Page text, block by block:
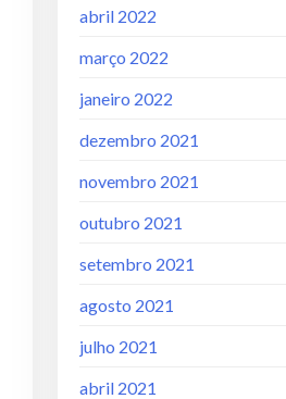
abril 2022
março 2022
janeiro 2022
dezembro 2021
novembro 2021
outubro 2021
setembro 2021
agosto 2021
julho 2021
abril 2021